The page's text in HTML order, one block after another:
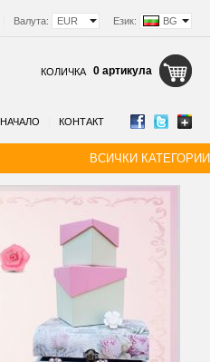
Език: BG
Валута: EUR
КОЛИЧКА 0 артикула
НАЧАЛО КОНТАКТ
ВСИЧКИ КАТЕГОРИИ